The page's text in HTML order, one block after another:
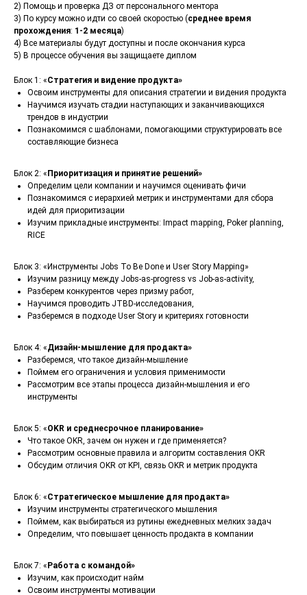
2) Помощь и проверка ДЗ от персонального ментора
3) По курсу можно идти со своей скоростью (среднее время
прохождения: 1-2 месяца)
4) Все материалы будут доступны и после окончания курса
5) В процессе обучения вы защищаете диплом
Блок 1: «Стратегия и видение продукта»
Освоим инструменты для описания стратегии и видения продукта
Научимся изучать стадии наступающих и заканчивающихся
трендов в индустрии
Познакомимся с шаблонами, помогающими структурировать все
составляющие бизнеса
Блок 2: « Приоритизация и принятие решений»
Определим цели компании и научимся оценивать фичи
Познакомимся с иерархией метрик и инструментами для сбора
идей для приоритизации
Изучим прикладные инструменты: Impact mapping, Poker planning,
RICE
Блок 3: «Инструменты Jobs To Be Done и User Story Mapping»
Изучим разницу между Jobs-as-progress vs Job-as-activity,
Разберем конкурентов через призму работ,
Научимся проводить JTBD-исследования,
Разберемся в подходе User Story и критериях готовности
Блок 4: «Дизайн-мышление для продакта»
Разберемся, что такое дизайн-мышление
Поймем его ограничения и условия применимости
Рассмотрим все этапы процесса дизайн-мышления и его
инструменты
Блок 5: «OKR и среднесрочное планирование»
Что такое OKR, зачем он нужен и где применяется?
Рассмотрим основные правила и алгоритм составления OKR
Обсудим отличия OKR от KPI, связь OKR и метрик продукта
Блок 6: «Стратегическое мышление для продакта»
Изучим инструменты стратегического мышления
Поймем, как выбираться из рутины ежедневных мелких задач
Определим, что повышает ценность продакта в компании
Блок 7: « Работа с командой»
Изучим, как происходит найм
Освоим инструменты мотивации